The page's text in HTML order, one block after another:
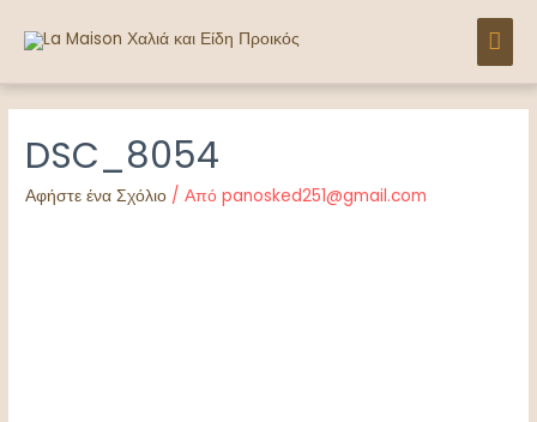
στο
DSC_8054
Αφήστε ένα Σχόλιο / Απόpanosked251@gmail.com